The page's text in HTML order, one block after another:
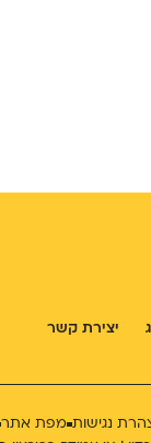
יצירת קשר
נגישות מפת אתר